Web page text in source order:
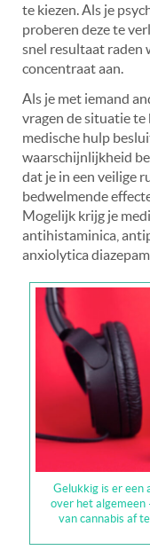
te kiezen. Als je
proberen deze te
snel resultaat raden
concentraat aan.
Als je met iemand
vragen de situatie te
medische hulp
waarschijnlijkheid
dat je in een veilige
bedwelmende
Mogelijk krijg je
antihistaminica,
anxiolytica
Gelukkig is er een
over het algemeen
van cannabis af